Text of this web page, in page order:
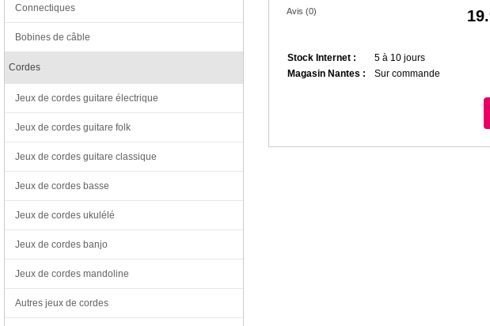
Avis (0)
Stock Internet :
5 à 10 jours
Magasin Nantes :
Sur commande
Connectiques
Bobines de câble
Cordes
Jeux de cordes guitare électrique
Jeux de cordes guitare folk
Jeux de cordes guitare classique
Jeux de cordes basse
Jeux de cordes ukulélé
Jeux de cordes banjo
Jeux de cordes mandoline
Autres jeux de cordes